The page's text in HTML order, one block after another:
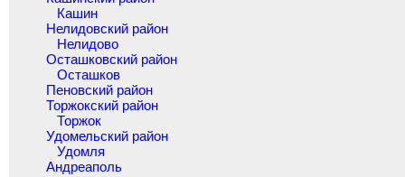
Кашин
Нелидовский район
Нелидово
Осташковский район
Осташков
Пеновский район
Торжокский район
Торжок
Удомельский район
Удомля
Андреаполь